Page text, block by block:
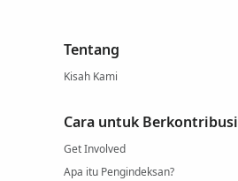
Tentang
Kisah Kami
Cara untuk Berkontribusi
Get Involved
Apa itu Pengindeksan?